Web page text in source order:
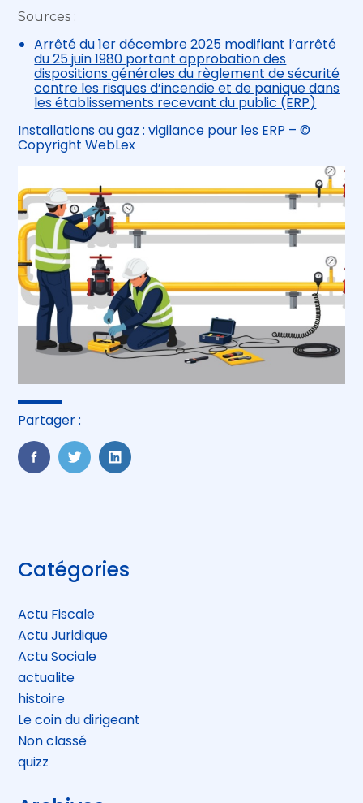
Sources :
Arrêté du 1er décembre 2025 modifiant l’arrêté
du 25 juin 1980 portant approbation des
dispositions générales du règlement de sécurité
contre les risques d’incendie et de panique dans
les établissements recevant du public (ERP)
Installations au gaz : vigilance pour les ERP – ©
Copyright WebLex
Partager :
FaceBook
TwitterLinkedIn
Blog
sidebar
Catégories
Actu Fiscale
Actu Juridique
Actu Sociale
actualite
histoire
Le coin du dirigeant
Non classé
quizz